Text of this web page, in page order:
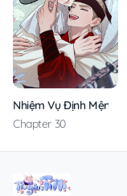
Nhiệm Vụ Định Mệnh
Chapter 30